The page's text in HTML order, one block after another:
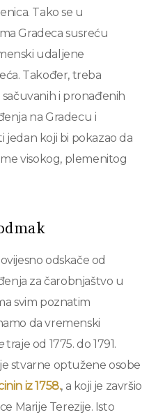
Tako se u
Gradeca susreću
udaljene
Također, treba
i pronađenih
na Gradecu i
jedan koji bi pokazao da
visokog, plemenitog
odskače od
za čarobnjaštvo u
svim poznatim
da vremenski
traje od 1775. do 1791.
stvarne optužene osobe
iz 1758., a koji je završio
Marije Terezije. Isto